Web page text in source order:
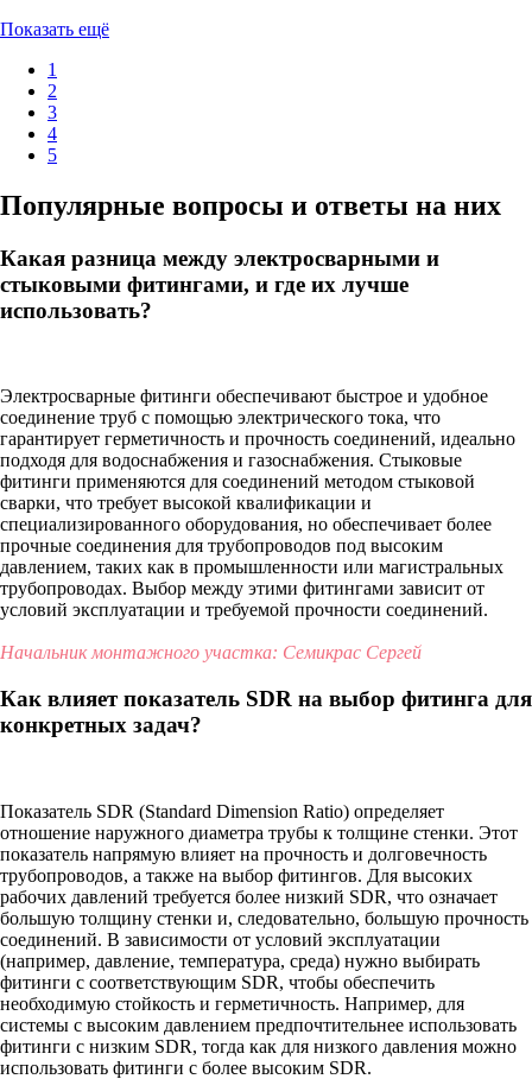
Показать ещё
1
2
3
4
5
Популярные вопросы и ответы на них
Какая разница между электросварными и
стыковыми фитингами, и где их лучше
использовать?
Электросварные фитинги обеспечивают быстрое и удобное
соединение труб с помощью электрического тока, что
гарантирует герметичность и прочность соединений, идеально
подходя для водоснабжения и газоснабжения. Стыковые
фитинги применяются для соединений методом стыковой
сварки, что требует высокой квалификации и
специализированного оборудования, но обеспечивает более
прочные соединения для трубопроводов под высоким
давлением, таких как в промышленности или магистральных
трубопроводах. Выбор между этими фитингами зависит от
условий эксплуатации и требуемой прочности соединений.
Начальник монтажного участка: Семикрас Сергей
Как влияет показатель SDR на выбор фитинга для
конкретных задач?
Показатель SDR (Standard Dimension Ratio) определяет
отношение наружного диаметра трубы к толщине стенки. Этот
показатель напрямую влияет на прочность и долговечность
трубопроводов, а также на выбор фитингов. Для высоких
рабочих давлений требуется более низкий SDR, что означает
большую толщину стенки и, следовательно, большую прочность
соединений. В зависимости от условий эксплуатации
(например, давление, температура, среда) нужно выбирать
фитинги с соответствующим SDR, чтобы обеспечить
необходимую стойкость и герметичность. Например, для
системы с высоким давлением предпочтительнее использовать
фитинги с низким SDR, тогда как для низкого давления можно
использовать фитинги с более высоким SDR.